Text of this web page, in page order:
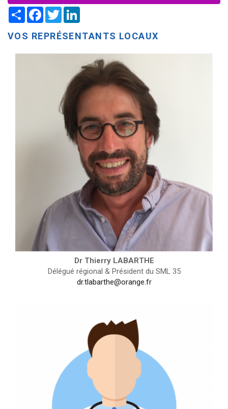
Share FacebookTwitter
VOS REPRÉSENTANTS LOCAUX
Dr Thierry LABARTHE
Délégué régional & Président du SML 35
dr.tlabarthe@orange.fr